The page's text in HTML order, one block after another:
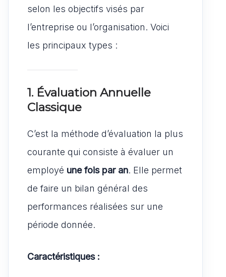
selon les objectifs visés par
l’entreprise ou l’organisation. Voici
les principaux types :
1. Évaluation Annuelle
Classique
C’est la méthode d’évaluation la plus
courante qui consiste à évaluer un
employé une fois par an. Elle permet
de faire un bilan général des
performances réalisées sur une
période donnée.
Caractéristiques :